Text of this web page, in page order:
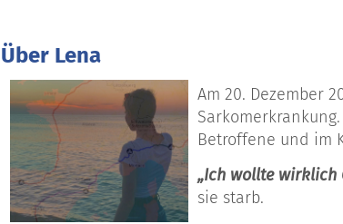
Über Lena
Am 20. Dezember
Sarkomerkrankung.
Betroffene und im
„Ich wollte wirklich
sie starb.